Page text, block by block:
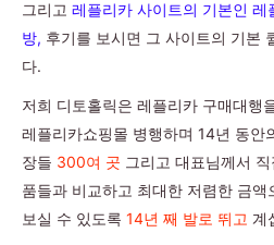
그리고 레플리카 사이트의 기본인
방, 후기를 보시면 그 사이트의 기본
다.
저희 디토홀릭은 레플리카 구매대행
레플리카쇼핑몰 병행하며 14년 동안
장들 300여 곳 그리고 대표님께서
품들과 비교하고 최대한 저렴한 금
보실 수 있도록 14년 째 발로 뛰고 계